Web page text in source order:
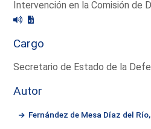
Intervención en la Comisión de
Cargo
Secretario de Estado de la
Autor
Fernández de Mesa Díaz del